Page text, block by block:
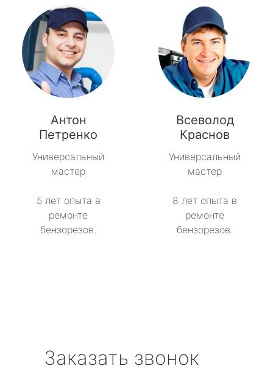
Антон
Петренко
Универсальный
мастер
5 лет опыта в
ремонте
бензорезов.
Всеволод
Краснов
Универсальный
мастер
8 лет опыта в
ремонте
бензорезов.
Заказать звонок